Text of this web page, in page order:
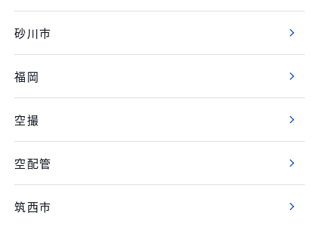
砂川市
福岡
空撮
空配管
筑西市